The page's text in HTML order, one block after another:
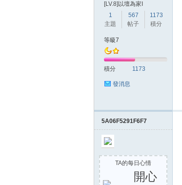
[LV.8]以壇為家I
1
主題
567
帖子
1173
積分
等級7
積分 1173
發消息
5A06F5291F6F7
TA的每日心情
開心